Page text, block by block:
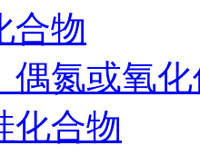
合物
偶氮或氧
化合物